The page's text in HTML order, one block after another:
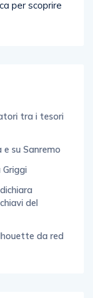
tra i tesori
e su Sanremo
Griggi
del
da red